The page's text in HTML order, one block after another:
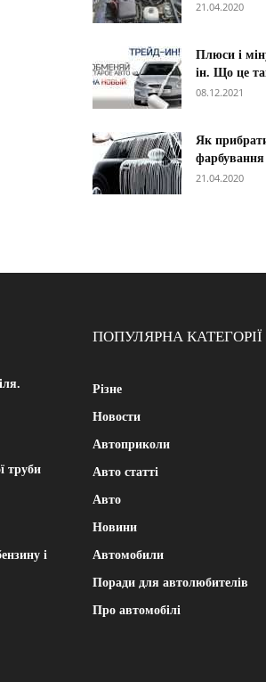
21.04.2020
Плюси і
ін. Що це
08.12.2021
Як
фарбування
21.04.2020
труби
і
ПОПУЛЯРНА КАТЕГОРІЇ
Різне
Новости
Автоприколи
Авто статті
Авто
Новини
Автомобили
Поради для автолюбителів
Про автомобілі